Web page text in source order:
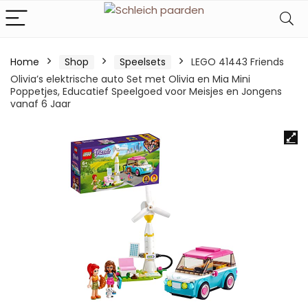
Home Shop Speelsets
LEGO 41443 Friends
Olivia’s elektrische auto Set met Olivia en Mia Mini
Poppetjes, Educatief Speelgoed voor Meisjes en Jongens
vanaf 6 Jaar